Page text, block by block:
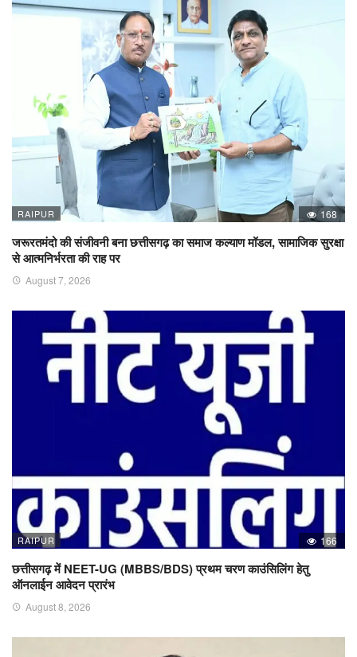
RAIPUR 168
जरूरतमंदो की संजीवनी बना छत्तीसगढ़ का समाज कल्याण मॉडल, सामाजिक सुरक्षा
से आत्मनिर्भरता की राह पर
August 7, 2026
RAIPUR 166
छत्तीसगढ़ में NEET-UG (MBBS/BDS) प्रथम चरण काउंसिलिंग हेतु
ऑनलाईन आवेदन प्रारंभ
August 8, 2026